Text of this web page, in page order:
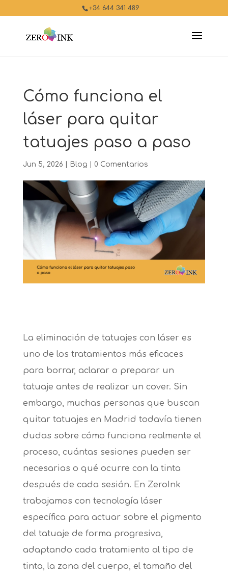
+34 644 341 489
Cómo funciona el
láser para quitar
tatuajes paso a paso
Jun 5, 2026 Blog 0 Comentarios
La eliminación de tatuajes con láser es
uno de los tratamientos más eficaces
para borrar, aclarar o preparar un
tatuaje antes de realizar un cover. Sin
embargo, muchas personas que buscan
quitar tatuajes en Madrid todavía tienen
dudas sobre cómo funciona realmente el
proceso, cuántas sesiones pueden ser
necesarias o qué ocurre con la tinta
después de cada sesión. En ZeroInk
trabajamos con tecnología láser
específica para actuar sobre el pigmento
del tatuaje de forma progresiva,
adaptando cada tratamiento al tipo de
tinta, la zona del cuerpo, el tamaño del